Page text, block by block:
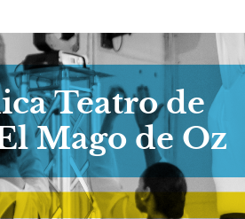
Teatro de
Mago de Oz